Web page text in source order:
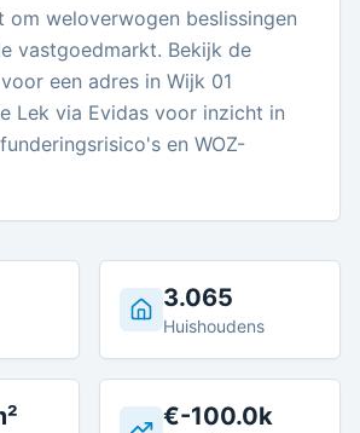
om weloverwogen beslissingen
vastgoedmarkt. Bekijk de
een adres in Wijk 01
Lek via Evidas voor inzicht in
en WOZ-
3.065
Huishoudens
€-100.0k